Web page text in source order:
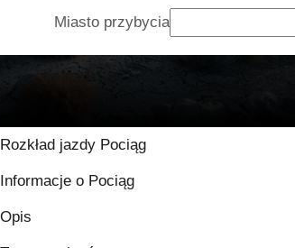
Miasto przybycia
Rozkład jazdy Pociąg
Informacje o Pociąg
Opis